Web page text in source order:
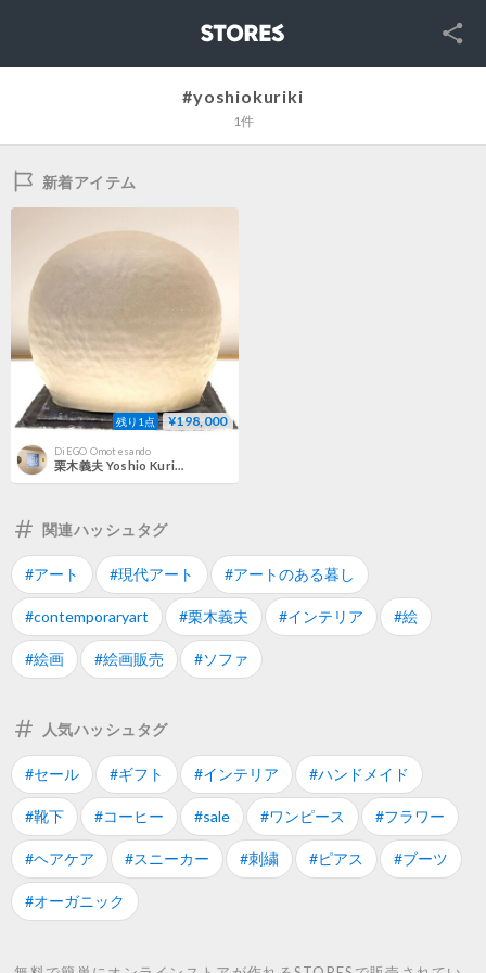
SNS
#yoshiokuriki
1件
新着アイテム
残り1点 ¥198,000
DiEGO Omotesando
栗木義夫 Yoshio Kuriki / Anthology of Works #001
関連ハッシュタグ
#アート #現代アート #アートのある暮し
#contemporaryart #栗木義夫 #インテリア #絵
#絵画 #絵画販売 #ソファ
人気ハッシュタグ
#セール #ギフト #インテリア #ハンドメイド
#靴下 #コーヒー #sale #ワンピース #フラワー
#ヘアケア #スニーカー #刺繍 #ピアス #ブーツ
#オーガニック